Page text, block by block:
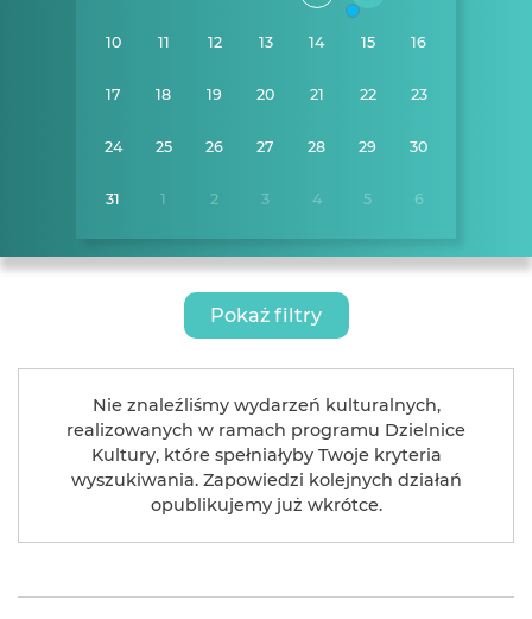
10 11 12 13 14 15 16
17 18 19 20 21 22 23
24 25 26 27 28 29 30
31 1 2 3 4 5 6
Pokaż filtry
Nie znaleźliśmy wydarzeń kulturalnych,
realizowanych w ramach programu Dzielnice
Kultury, które spełniałyby Twoje kryteria
wyszukiwania. Zapowiedzi kolejnych działań
opublikujemy już wkrótce.